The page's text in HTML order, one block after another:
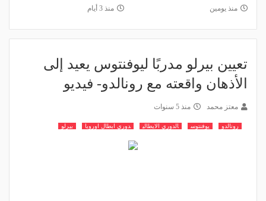
منذ يومين منذ 3 أيام
تعيين بيرلو مدربًا ليوفنتوس يعيد إلى
الأذهان واقعته مع رونالدو- فيديو
معتز محمد منذ 5 سنوات
رونالدو يوفنتوس الدوري الايطالي دوري ابطال اوروبا بيرلو